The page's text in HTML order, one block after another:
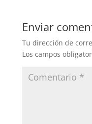
Enviar
Tu dirección de
Los campos